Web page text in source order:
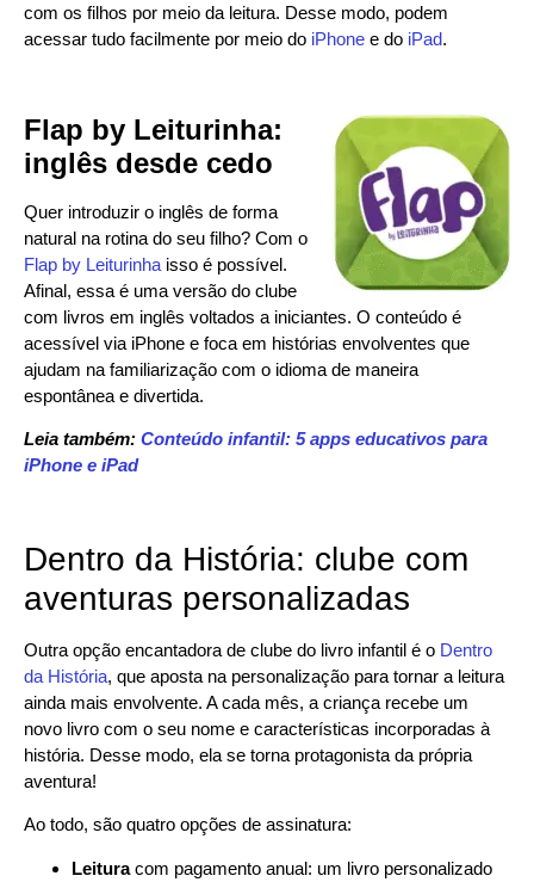
com os filhos por meio da leitura. Desse modo, podem
acessar tudo facilmente por meio do iPhone e do iPad.
Flap by Leiturinha:
inglês desde cedo
Quer introduzir o inglês de forma
natural na rotina do seu filho? Com o
Flap by Leiturinha isso é possível.
Afinal, essa é uma versão do clube
com livros em inglês voltados a iniciantes. O conteúdo é
acessível via iPhone e foca em histórias envolventes que
ajudam na familiarização com o idioma de maneira
espontânea e divertida.
Leia também: Conteúdo infantil: 5 apps educativos para
iPhone e iPad
Dentro da História: clube com
aventuras personalizadas
Outra opção encantadora de clube do livro infantil é o Dentro
da História, que aposta na personalização para tornar a leitura
ainda mais envolvente. A cada mês, a criança recebe um
novo livro com o seu nome e características incorporadas à
história. Desse modo, ela se torna protagonista da própria
aventura!
Ao todo, são quatro opções de assinatura:
Leituracom pagamento anual: um livro personalizado